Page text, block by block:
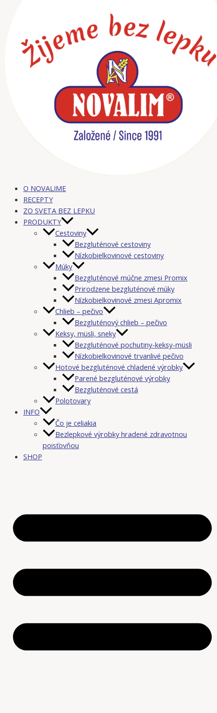
O NOVALIME
RECEPTY
ZO SVETA BEZ LEPKU
PRODUKTY
Cestoviny
Bezgluténové cestoviny
Nízkobielkovinové cestoviny
Múky
Bezgluténové múčne zmesi Promix
Prirodzene bezgluténové múky
Nízkobielkovinové zmesi Apromix
Chlieb – pečivo
Bezgluténový chlieb – pečivo
Keksy, müsli, sneky
Bezgluténové pochutiny-keksy-müsli
Nízkobielkovinové trvanlivé pečivo
Hotové bezgluténové chladené výrobky
Parené bezgluténové výrobky
Bezgluténové cestá
Polotovary
INFO
Čo je celiakia
Bezlepkové výrobky hradené zdravotnou
poisťovňou
SHOP